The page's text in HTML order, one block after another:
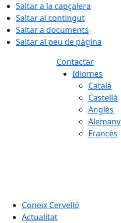
Saltar a la capçalera
Saltar al contingut
Saltar a documents
Saltar al peu de pàgina
Contactar
Idiomes
Català
Castellà
Anglès
Alemany
Francès
Coneix Cervelló
Actualitat